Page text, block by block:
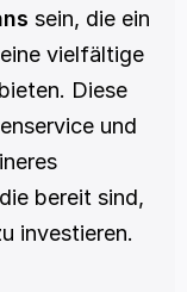
sein, die ein
vielfältige
Diese
und
bereit sind,
investieren.